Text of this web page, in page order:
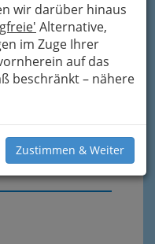
wir darüber hinaus
Alternative,
im Zuge Ihrer
auf das
beschränkt – nähere
Zustimmen & Weiter
Nachricht senden